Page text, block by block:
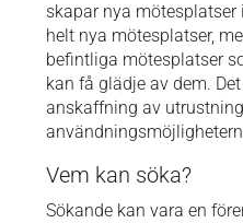
skapar nya mötesplatser
helt nya mötesplatser,
befintliga mötesplatser
kan få glädje av dem.
anskaffning av
Vem kan söka?
Sökande kan vara en